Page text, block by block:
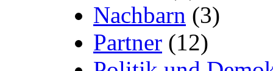
Nachbarn (3)
Partner (12)